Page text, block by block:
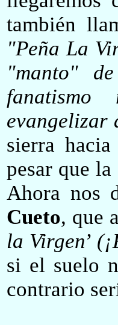
también
"Peña La
"manto"
fanatismo
evangelizar
sierra
pesar que
Ahora nos
Cueto, que
la Virgen’
si el suelo
contrario